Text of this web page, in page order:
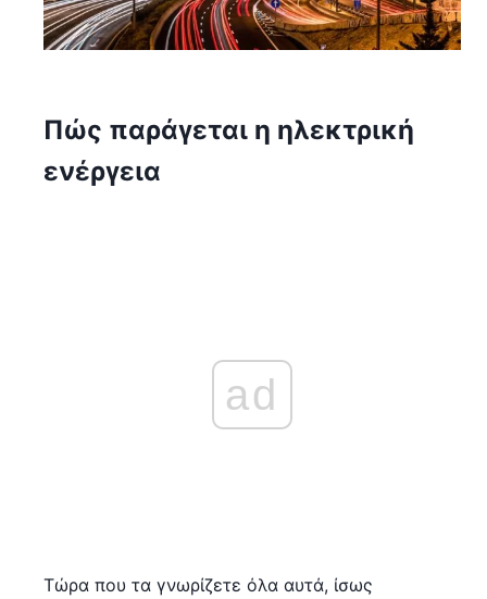
Πώς παράγεται η ηλεκτρική
ενέργεια
ad
Τώρα που τα γνωρίζετε όλα αυτά, ίσως